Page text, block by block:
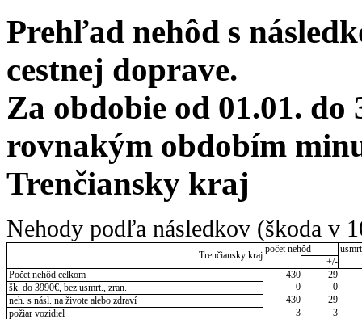
Prehľad nehôd s
cestnej doprave.
Za obdobie od 01.01. do
rovnakým obdobím
Trenčiansky kraj
Nehody podľa následkov (škoda v
Trenčiansky kraj
počet nehôd
+/-
Počet nehôd celkom
430
29
šk. do 3990€, bez usmrt., zran.
0
0
neh. s násl. na živote alebo zdraví
430
29
požiar vozidiel
3 3